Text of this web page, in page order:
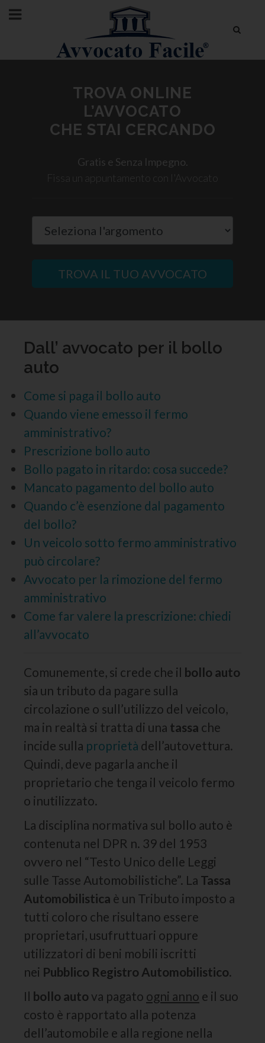
TROVA ONLINE
L’AVVOCATO
CHE STAI CERCANDO
Gratis e Senza Impegno.
Fissa un appuntamento con l'Avvocato
TROVA IL TUO AVVOCATO
Dall’ avvocato per il bollo
auto
Come si paga il bollo auto
Quando viene emesso il fermo
amministrativo?
Prescrizione bollo auto
Bollo pagato in ritardo: cosa succede?
Mancato pagamento del bollo auto
Quando c’è esenzione dal pagamento
del bollo?
Un veicolo sotto fermo amministrativo
può circolare?
Avvocato per la rimozione del fermo
amministrativo
Come far valere la prescrizione: chiedi
all’avvocato
Comunemente, si crede che il bollo auto
sia un tributo da pagare sulla
circolazione o sull’utilizzo del veicolo,
ma in realtà si tratta di una tassa che
incide sulla proprietà dell’autovettura.
Quindi, deve pagarla anche il
proprietario che tenga il veicolo fermo
o inutilizzato.
La disciplina normativa sul bollo auto è
contenuta nel DPR n. 39 del 1953
ovvero nel “Testo Unico delle Leggi
sulle Tasse Automobilistiche”. La Tassa
Automobilistica è un Tributo imposto a
tutti coloro che risultano essere
proprietari, usufruttuari oppure
utilizzatori di beni mobili iscritti
nei Pubblico Registro Automobilistico.
Il bollo auto va pagato ogni anno e il suo
costo è rapportato alla potenza
dell’automobile e alla regione nella